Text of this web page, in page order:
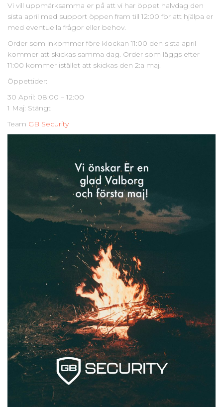
Vi vill uppmärksamma er på att vi har öppet halvdag den
sista april med support öppen fram till 12:00 för att hjälpa er
med eventuella frågor eller behov.
Order som inkommer före klockan 11:00 den sista april
kommer att skickas samma dag. Order som läggs efter
11:00 kommer istället att skickas den 2:a maj.
Öppettider:
30 April: 08:00 – 12:00
1 Maj: Stängt
Team GB Security